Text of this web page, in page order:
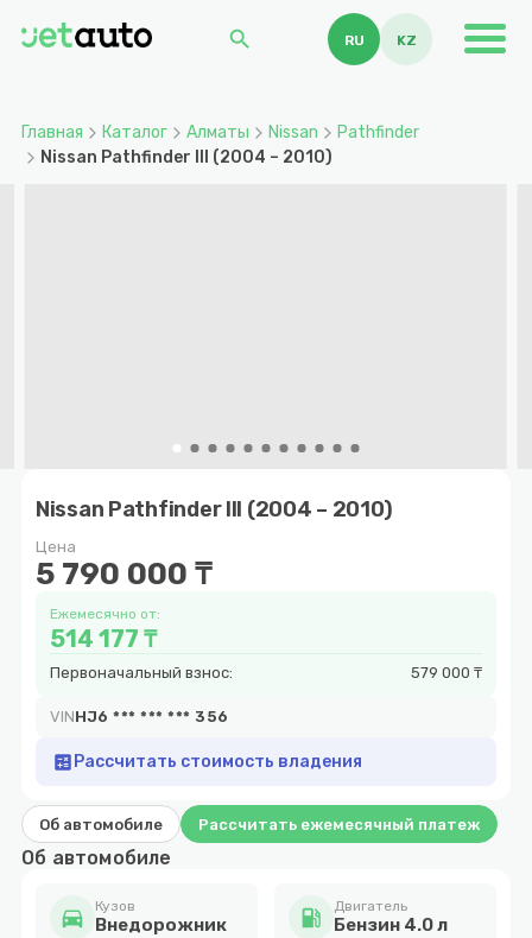
search RU KZ
Главная Каталог Алматы Nissan
Pathfinder
Nissan Pathfinder III (2004 – 2010)
Nissan Pathfinder III (2004 – 2010)
Цена
5 790 000 ₸
Ежемесячно от:
514 177 ₸
Первоначальный взнос: 579 000 ₸
VINHJ6 *** *** *** 356
calculate Рассчитать стоимость владения
Об автомобиле Рассчитать ежемесячный платеж
Об автомобиле
directions_car Кузов
Внедорожник local_gas_station Двигатель
Бензин 4.0 л